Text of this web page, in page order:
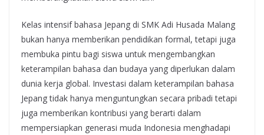
Kelas intensif bahasa Jepang di SMK Adi Husada Malang
bukan hanya memberikan pendidikan formal, tetapi juga
membuka pintu bagi siswa untuk mengembangkan
keterampilan bahasa dan budaya yang diperlukan dalam
dunia kerja global. Investasi dalam keterampilan bahasa
Jepang tidak hanya menguntungkan secara pribadi tetapi
juga memberikan kontribusi yang berarti dalam
mempersiapkan generasi muda Indonesia menghadapi